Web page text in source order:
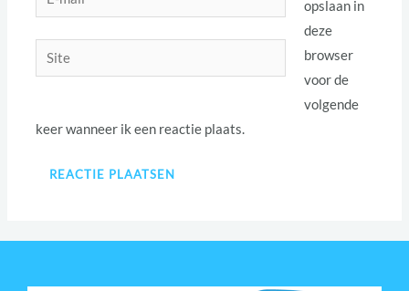
mail*
Site
opslaan in
deze
browser
voor de
volgende
keer wanneer ik een reactie plaats.